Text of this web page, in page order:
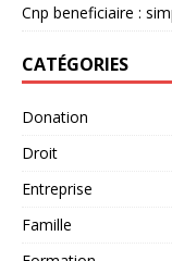
Cnp beneficiaire :
CATÉGORIES
Donation
Droit
Entreprise
Famille